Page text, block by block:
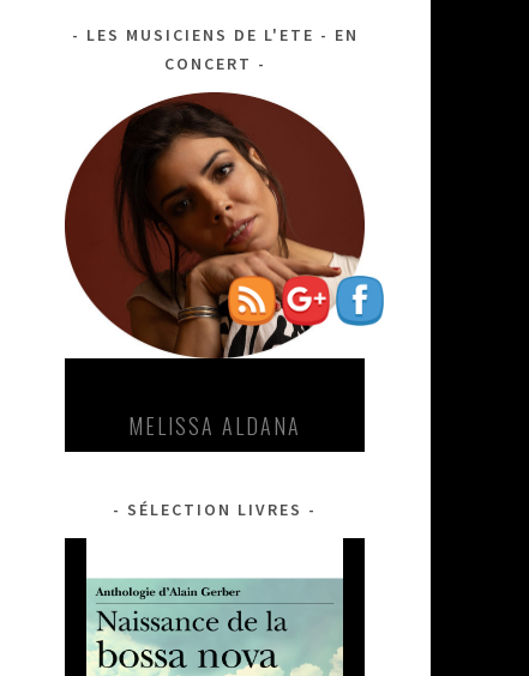
LES MUSICIENS DE L'ETE - EN
CONCERT
MELISSA ALDANA
VINCENT SEGAL-ROBERTO
FONSECA
SÉLECTION LIVRES
dhafer-
vincent-
roberto-
fonseca">